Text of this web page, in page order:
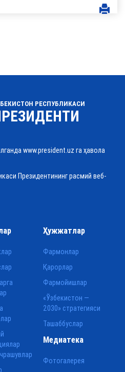
РЕСПУБЛИКАСИ
www.president.uz га ҳавола
Президентининг расмий веб-
Ҳужжатлар
Фармонлар
Қарорлар
Фармойишлар
«Ўзбекистон —
2030» стратегияси
Ташаббуслар
Медиатека
Фотогалерея